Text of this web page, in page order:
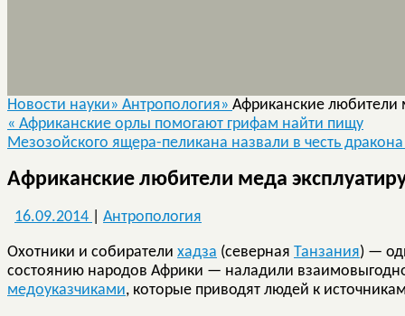
Новости науки» Антропология» Африканские любители
« Африканские орлы помогают грифам найти пищу
Мезозойского ящера-пеликана назвали в честь
Африканские любители меда
16.09.2014 Антропология
Охотники и собиратели хадза (северная Танзания) —
состоянию народов Африки — наладили
медоуказчиками, которые приводят людей к